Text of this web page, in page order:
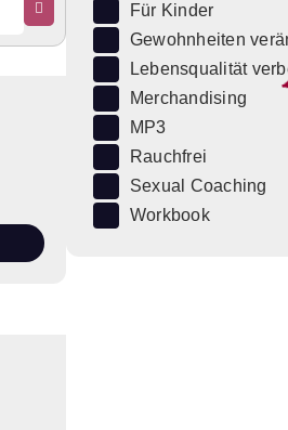
Für Kinder
Gewohnheiten
Lebensqualität
Merchandising
MP3
Rauchfrei
Sexual Coaching
Workbook